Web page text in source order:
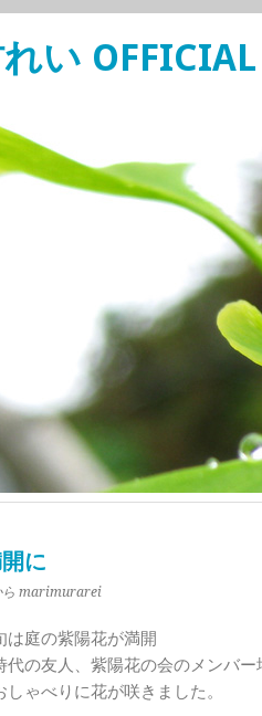
い OFFICIAL
に
ら marimurarei
は庭の紫陽花が満開
の友人、紫陽花の会のメンバー
ゃべりに花が咲きました。